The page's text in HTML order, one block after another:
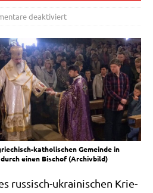
deaktiviert
katholischen Gemeinde in
einen Bischof (Archivbild)
rus­sisch-ukrai­ni­schen Krie­